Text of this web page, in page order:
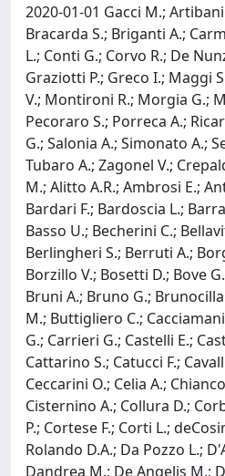
2020-01-01 Gacci M.;
Bracarda S.; Briganti A.;
L.; Conti G.; Corvo R.; De
Graziotti P.; Greco I.; Maggi
V.; Montironi R.; Morgia G.;
Pecoraro S.; Porreca A.;
G.; Salonia A.; Simonato A.;
Tubaro A.; Zagonel V.;
M.; Alitto A.R.; Ambrosi E.;
Bardari F.; Bardoscia L.;
Basso U.; Becherini C.;
Berlingheri S.; Berruti A.;
Borzillo V.; Bosetti D.; Bove
Bruni A.; Bruno G.;
M.; Buttigliero C.;
G.; Carrieri G.; Castelli E.;
Cattarino S.; Catucci F.;
Ceccarini O.; Celia A.;
Cisternino A.; Collura D.;
P.; Cortese F.; Corti L.;
Rolando D.A.; Da Pozzo L.;
Dandrea M.; De Angelis M.;